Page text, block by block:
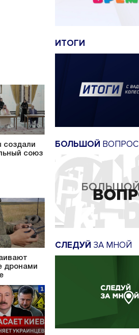
создали
союз
дронами
ИТОГИ
БОЛЬШОЙ ВОПРОС
СЛЕДУЙ ЗА МНОЙ